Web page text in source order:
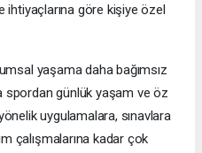
ihtiyaçlarına göre kişiye özel
yaşama daha bağımsız
spordan günlük yaşam ve öz
uygulamalara, sınavlara
çalışmalarına kadar çok